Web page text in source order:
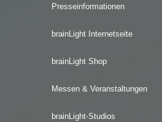
Presseinformationen
brainLight Internetseite
brainLight Shop
Messen & Veranstaltungen
brainLight-Studios